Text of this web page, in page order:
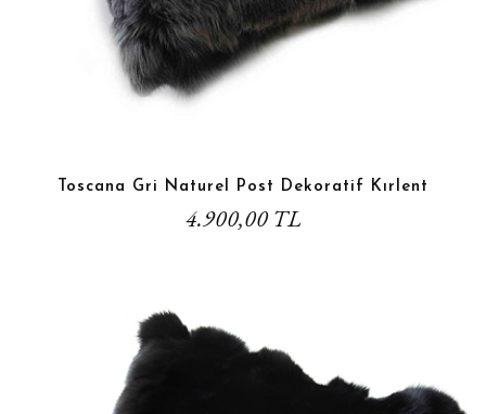
Toscana Gri Naturel Post Dekoratif Kırlent
4.900,00 TL